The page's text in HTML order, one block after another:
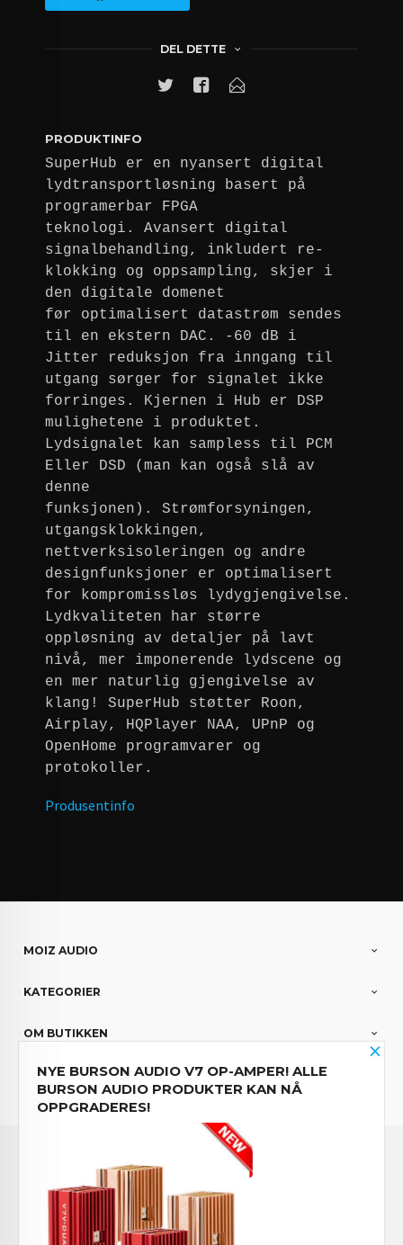
DEL DETTE
PRODUKTINFO
SuperHub er en nyansert digital
lydtransportløsning basert på
programerbar FPGA
teknologi. Avansert digital
signalbehandling, inkludert re-
klokking og oppsampling, skjer i
den digitale domenet
før optimalisert datastrøm sendes
til en ekstern DAC. -60 dB i
Jitter reduksjon fra inngang til
utgang sørger for signalet ikke
forringes. Kjernen i Hub er DSP
mulighetene i produktet.
Lydsignalet kan sampless til PCM
Eller DSD (man kan også slå av
denne
funksjonen). Strømforsyningen,
utgangsklokkingen,
nettverksisoleringen og andre
designfunksjoner er optimalisert
for kompromissløs lydygjengivelse.
Lydkvaliteten har større
oppløsning av detaljer på lavt
nivå, mer imponerende lydscene og
en mer naturlig gjengivelse av
klang! SuperHub støtter Roon,
Airplay, HQPlayer NAA, UPnP og
OpenHome programvarer og
protokoller.
Produsentinfo
MOIZ AUDIO
KATEGORIER
OM BUTIKKEN
PARTNERE
Norwegian
FRAKT KJØPSBETINGELSER SIKKERHET OG PERSONVERN
NYHETSBREV
×
NYE BURSON AUDIO V7 OP-AMPER! ALLE
BURSON AUDIO PRODUKTER KAN NÅ
OPPGRADERES!